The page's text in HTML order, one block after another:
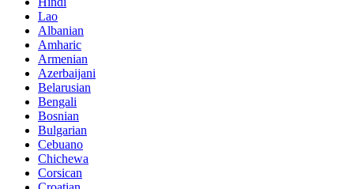
Lao
Albanian
Amharic
Armenian
Azerbaijani
Belarusian
Bengali
Bosnian
Bulgarian
Cebuano
Chichewa
Corsican